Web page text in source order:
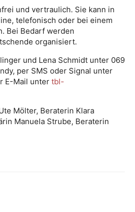
und vertraulich. Sie kann in
telefonisch oder bei einem
Bei Bedarf werden
organisiert.
und Lena Schmidt unter 069
per SMS oder Signal unter
E-Mail unter tbl-
Mölter, Beraterin Klara
Manuela Strube, Beraterin